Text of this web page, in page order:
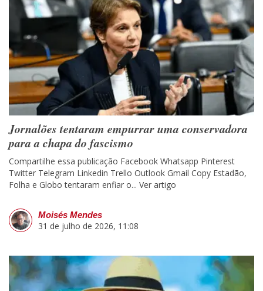
Jornalões tentaram empurrar uma conservadora
para a chapa do fascismo
Compartilhe essa publicação Facebook Whatsapp Pinterest
Twitter Telegram Linkedin Trello Outlook Gmail Copy Estadão,
Folha e Globo tentaram enfiar o... Ver artigo
Moisés Mendes
31 de julho de 2026, 11:08